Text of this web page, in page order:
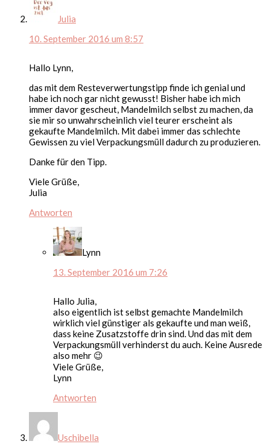
Julia
10. September 2016 um 8:57
Hallo Lynn,
das mit dem Resteverwertungstipp finde ich genial und
habe ich noch gar nicht gewusst! Bisher habe ich mich
immer davor gescheut, Mandelmilch selbst zu machen, da
sie mir so unwahrscheinlich viel teurer erscheint als
gekaufte Mandelmilch. Mit dabei immer das schlechte
Gewissen zu viel Verpackungsmüll dadurch zu produzieren.
Danke für den Tipp.
Viele Grüße,
Julia
Antworten
Lynn
13. September 2016 um 7:26
Hallo Julia,
also eigentlich ist selbst gemachte Mandelmilch
wirklich viel günstiger als gekaufte und man weiß,
dass keine Zusatzstoffe drin sind. Und das mit dem
Verpackungsmüll verhinderst du auch. Keine Ausrede
also mehr 😉
Viele Grüße,
Lynn
Antworten
Uschibella